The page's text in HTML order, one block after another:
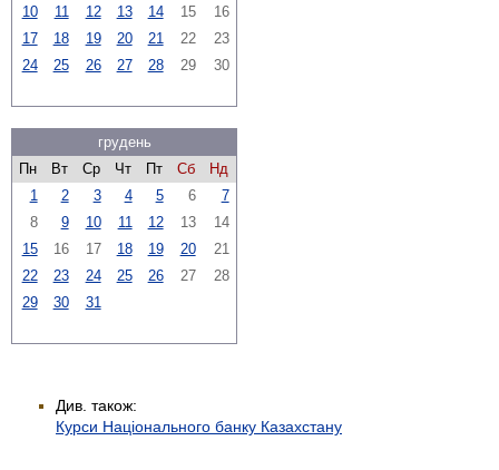
10
11 12 13 14 15
16
17
18 19 20 21 22
23
24
25 26 27 28 29 30
грудень
Пн
Вт Ср Чт Пт Сб
Нд
1
2 3 4 5 6
7
8
9 10 11 12 13
14
15
16 17 18 19 20
21
22
23 24 25 26 27
28
29
30 31
Див. також:
Курси Національного банку Казахстану